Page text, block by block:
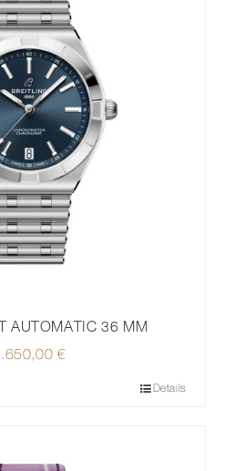
AUTOMATIC 36 MM
€
Details